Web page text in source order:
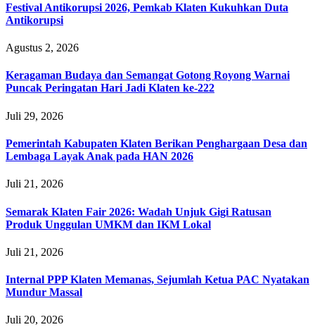
Festival Antikorupsi 2026, Pemkab Klaten Kukuhkan Duta
Antikorupsi
Agustus 2, 2026
Keragaman Budaya dan Semangat Gotong Royong Warnai
Puncak Peringatan Hari Jadi Klaten ke-222
Juli 29, 2026
Pemerintah Kabupaten Klaten Berikan Penghargaan Desa dan
Lembaga Layak Anak pada HAN 2026
Juli 21, 2026
Semarak Klaten Fair 2026: Wadah Unjuk Gigi Ratusan
Produk Unggulan UMKM dan IKM Lokal
Juli 21, 2026
Internal PPP Klaten Memanas, Sejumlah Ketua PAC Nyatakan
Mundur Massal
Juli 20, 2026